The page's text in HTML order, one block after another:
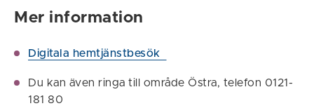
Mer information
Digitala hemtjänstbesök
Du kan även ringa till område Östra, telefon 0121-
181 80